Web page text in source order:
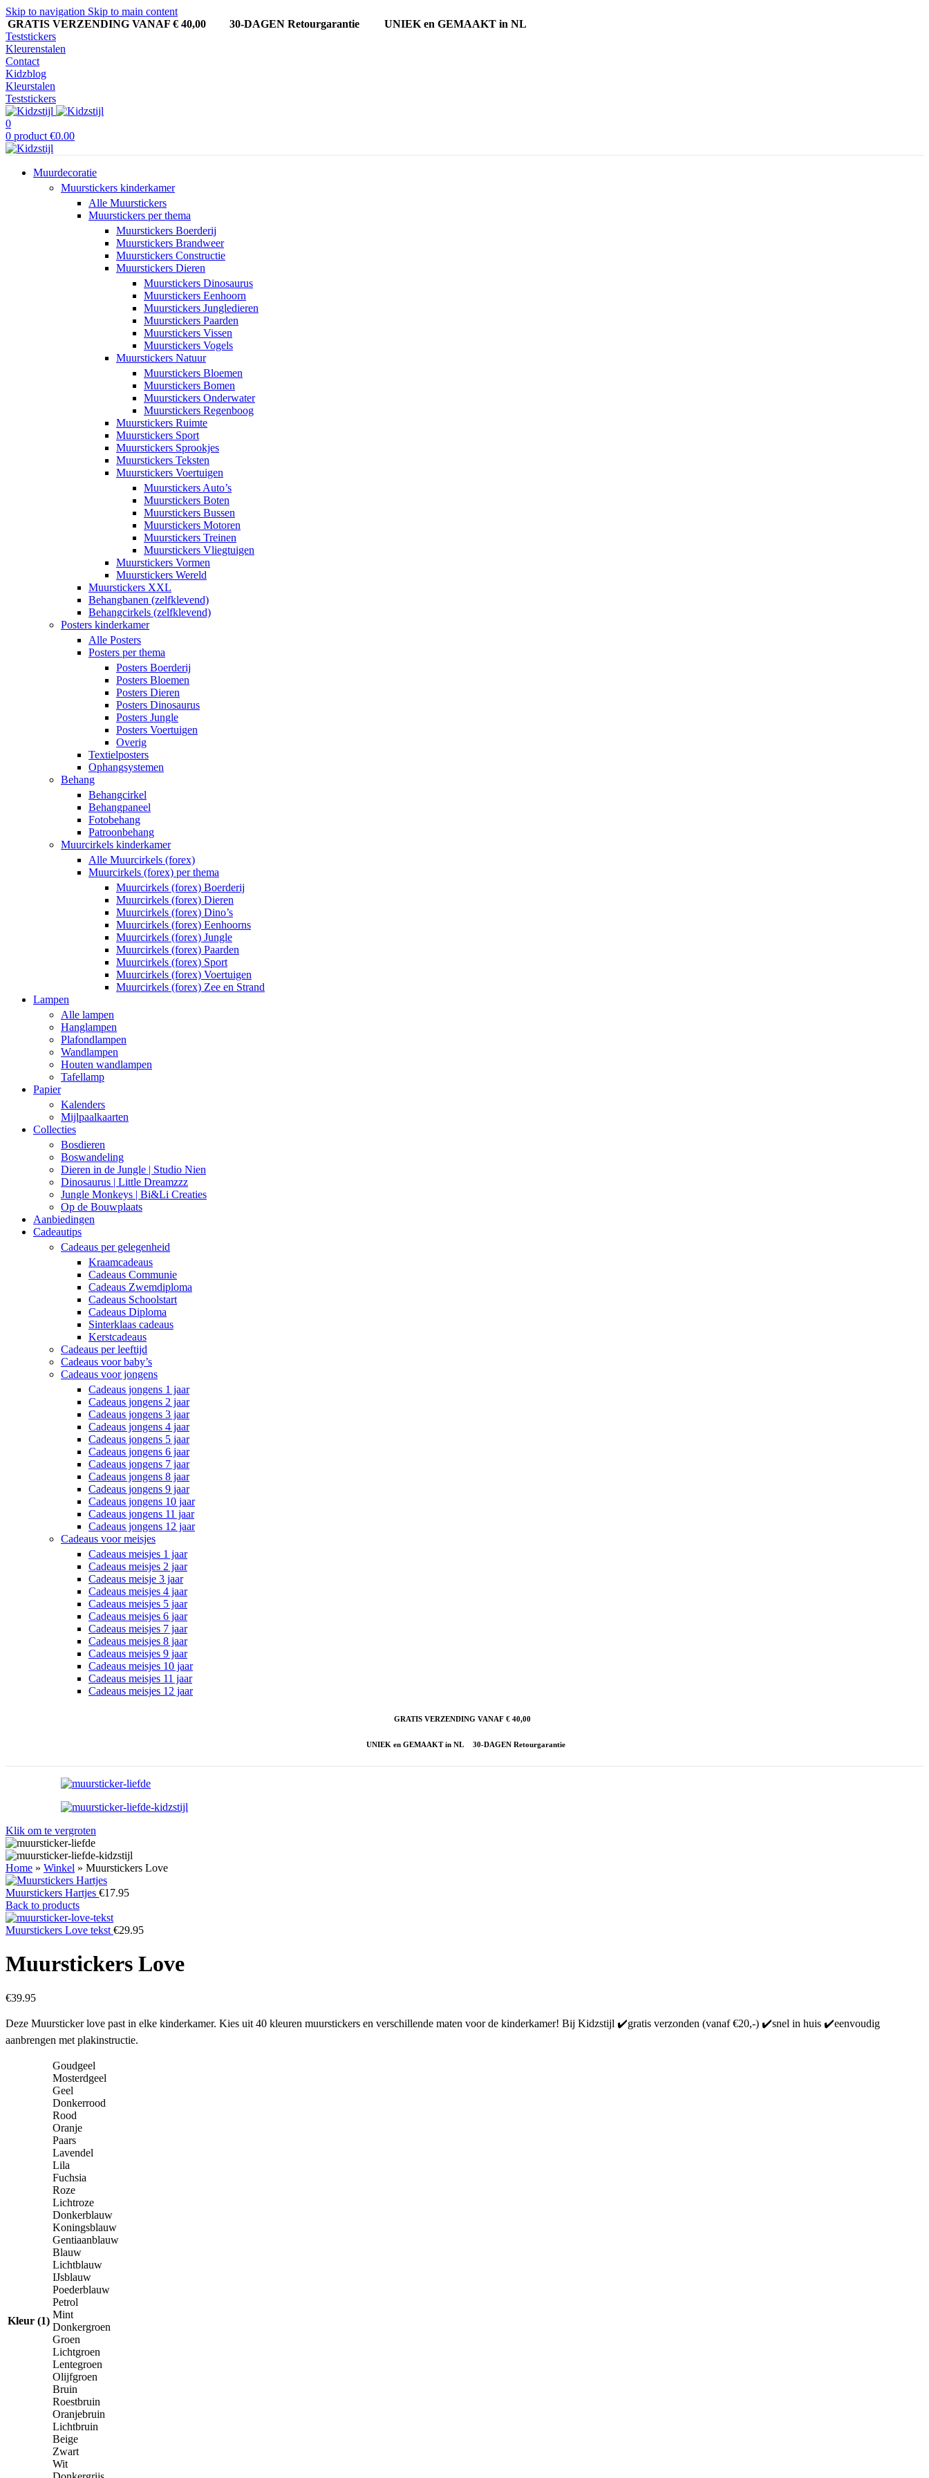
Skip to navigation Skip to main content
GRATIS VERZENDING VANAF € 40,00
30-DAGEN Retourgarantie UNIEK en GEMAAKT in NL
Teststickers
Kleurenstalen
Contact
Kidzblog
Kleurstalen
Teststickers
0
0 product €0.00
Muurdecoratie
Muurstickers kinderkamer
Alle Muurstickers
Muurstickers per thema
Muurstickers Boerderij
Muurstickers Brandweer
Muurstickers Constructie
Muurstickers Dieren
Muurstickers Dinosaurus
Muurstickers Eenhoorn
Muurstickers Jungledieren
Muurstickers Paarden
Muurstickers Vissen
Muurstickers Vogels
Muurstickers Natuur
Muurstickers Bloemen
Muurstickers Bomen
Muurstickers Onderwater
Muurstickers Regenboog
Muurstickers Ruimte
Muurstickers Sport
Muurstickers Sprookjes
Muurstickers Teksten
Muurstickers Voertuigen
Muurstickers Auto’s
Muurstickers Boten
Muurstickers Bussen
Muurstickers Motoren
Muurstickers Treinen
Muurstickers Vliegtuigen
Muurstickers Vormen
Muurstickers Wereld
Muurstickers XXL
Behangbanen (zelfklevend)
Behangcirkels (zelfklevend)
Posters kinderkamer
Alle Posters
Posters per thema
Posters Boerderij
Posters Bloemen
Posters Dieren
Posters Dinosaurus
Posters Jungle
Posters Voertuigen
Overig
Textielposters
Ophangsystemen
Behang
Behangcirkel
Behangpaneel
Fotobehang
Patroonbehang
Muurcirkels kinderkamer
Alle Muurcirkels (forex)
Muurcirkels (forex) per thema
Muurcirkels (forex) Boerderij
Muurcirkels (forex) Dieren
Muurcirkels (forex) Dino’s
Muurcirkels (forex) Eenhoorns
Muurcirkels (forex) Jungle
Muurcirkels (forex) Paarden
Muurcirkels (forex) Sport
Muurcirkels (forex) Voertuigen
Muurcirkels (forex) Zee en Strand
Lampen
Alle lampen
Hanglampen
Plafondlampen
Wandlampen
Houten wandlampen
Tafellamp
Papier
Kalenders
Mijlpaalkaarten
Collecties
Bosdieren
Boswandeling
Dieren in de Jungle | Studio Nien
Dinosaurus | Little Dreamzzz
Jungle Monkeys | Bi&Li Creaties
Op de Bouwplaats
Aanbiedingen
Cadeautips
Cadeaus per gelegenheid
Kraamcadeaus
Cadeaus Communie
Cadeaus Zwemdiploma
Cadeaus Schoolstart
Cadeaus Diploma
Sinterklaas cadeaus
Kerstcadeaus
Cadeaus per leeftijd
Cadeaus voor baby’s
Cadeaus voor jongens
Cadeaus jongens 1 jaar
Cadeaus jongens 2 jaar
Cadeaus jongens 3 jaar
Cadeaus jongens 4 jaar
Cadeaus jongens 5 jaar
Cadeaus jongens 6 jaar
Cadeaus jongens 7 jaar
Cadeaus jongens 8 jaar
Cadeaus jongens 9 jaar
Cadeaus jongens 10 jaar
Cadeaus jongens 11 jaar
Cadeaus jongens 12 jaar
Cadeaus voor meisjes
Cadeaus meisjes 1 jaar
Cadeaus meisjes 2 jaar
Cadeaus meisje 3 jaar
Cadeaus meisjes 4 jaar
Cadeaus meisjes 5 jaar
Cadeaus meisjes 6 jaar
Cadeaus meisjes 7 jaar
Cadeaus meisjes 8 jaar
Cadeaus meisjes 9 jaar
Cadeaus meisjes 10 jaar
Cadeaus meisjes 11 jaar
Cadeaus meisjes 12 jaar
GRATIS VERZENDING VANAF € 40,00
UNIEK en GEMAAKT in NL 30-DAGEN Retourgarantie
Klik om te vergroten
Home » Winkel » Muurstickers Love
Muurstickers Hartjes €17.95
Back to products
Muurstickers Love tekst €29.95
Muurstickers Love
€39.95
Deze Muursticker love past in elke kinderkamer. Kies uit 40 kleuren muurstickers en verschillende maten voor de kinderkamer! Bij Kidzstijl ✔️gratis verzonden (vanaf €20,-) ✔️snel in huis ✔️eenvoudig
aanbrengen met plakinstructie.
Kleur (1)
Goudgeel
Mosterdgeel
Geel
Donkerrood
Rood
Oranje
Paars
Lavendel
Lila
Fuchsia
Roze
Lichtroze
Donkerblauw
Koningsblauw
Gentiaanblauw
Blauw
Lichtblauw
IJsblauw
Poederblauw
Petrol
Mint
Donkergroen
Groen
Lichtgroen
Lentegroen
Olijfgroen
Bruin
Roestbruin
Oranjebruin
Lichtbruin
Beige
Zwart
Wit